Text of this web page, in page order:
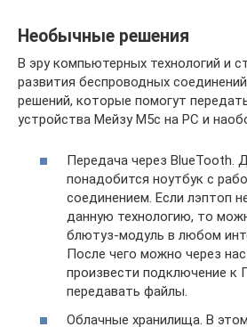
Необычные решения
В эру компьютерных технологий и
развития беспроводных
решений, которые помогут
устройства Мейзу М5с на PC и
Передача через BlueTooth.
понадобится ноутбук с
соединением. Если лэптоп
данную технологию, то
блютуз-модуль в любом
После чего можно через
произвести подключение к
передавать файлы.
Облачные хранилища. В